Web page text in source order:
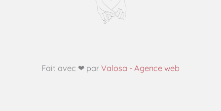
Fait avec ❤ par Valosa - Agence web